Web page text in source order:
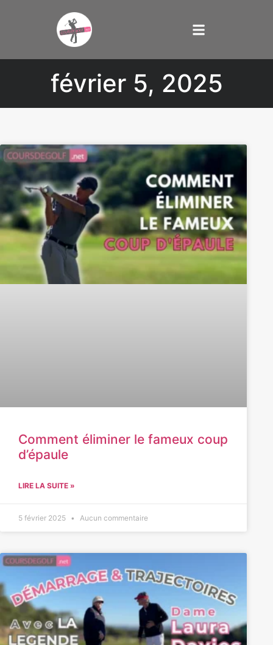
février 5, 2025
Comment éliminer le fameux coup
d’épaule
LIRE LA SUITE »
5 février 2025 Aucun commentaire